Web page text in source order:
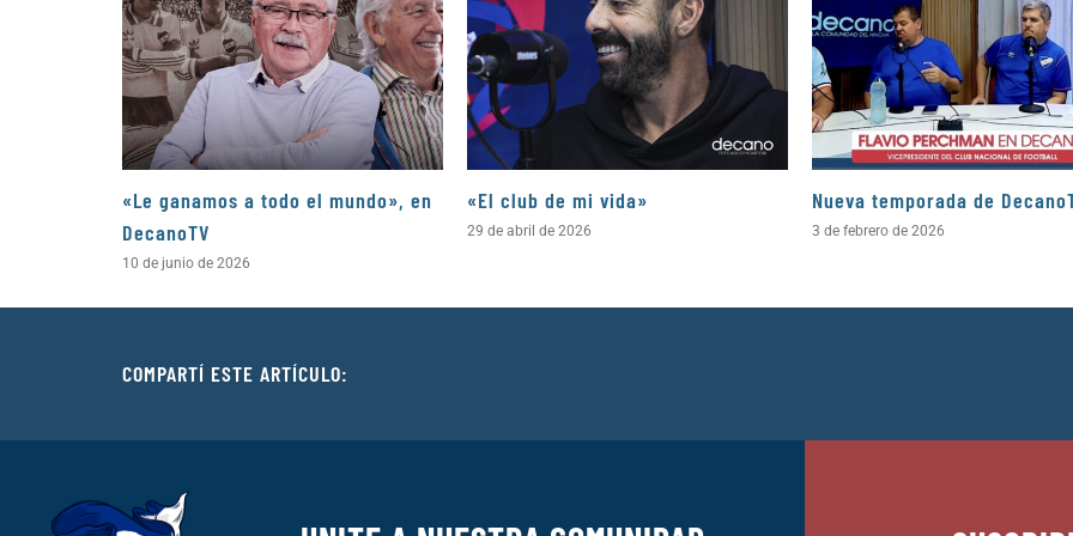
«Le ganamos a todo el mundo», en
DecanoTV
10 de junio de 2026
«El club de mi vida»
29 de abril de 2026
Nueva temporada de
3 de febrero de 2026
COMPARTÍ ESTE ARTÍCULO: